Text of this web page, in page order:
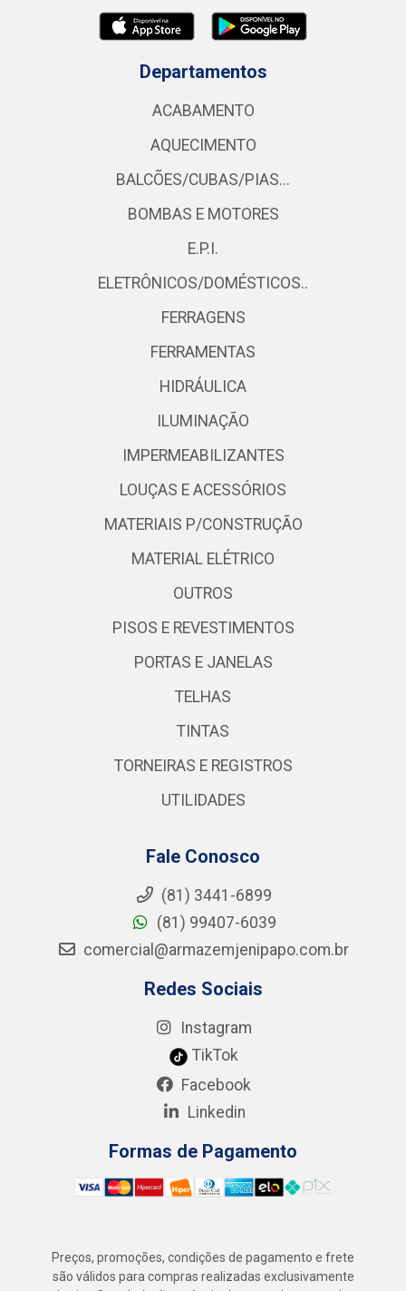
Departamentos
ACABAMENTO
AQUECIMENTO
BALCÕES/CUBAS/PIAS...
BOMBAS E MOTORES
E.P.I.
ELETRÔNICOS/DOMÉSTICOS..
FERRAGENS
FERRAMENTAS
HIDRÁULICA
ILUMINAÇÃO
IMPERMEABILIZANTES
LOUÇAS E ACESSÓRIOS
MATERIAIS P/CONSTRUÇÃO
MATERIAL ELÉTRICO
OUTROS
PISOS E REVESTIMENTOS
PORTAS E JANELAS
TELHAS
TINTAS
TORNEIRAS E REGISTROS
UTILIDADES
Fale Conosco
(81) 3441-6899
(81) 99407-6039
comercial@armazemjenipapo.com.br
Redes Sociais
Instagram
TikTok
Facebook
Linkedin
Formas de Pagamento
Preços, promoções, condições de pagamento e frete
são válidos para compras realizadas exclusivamente